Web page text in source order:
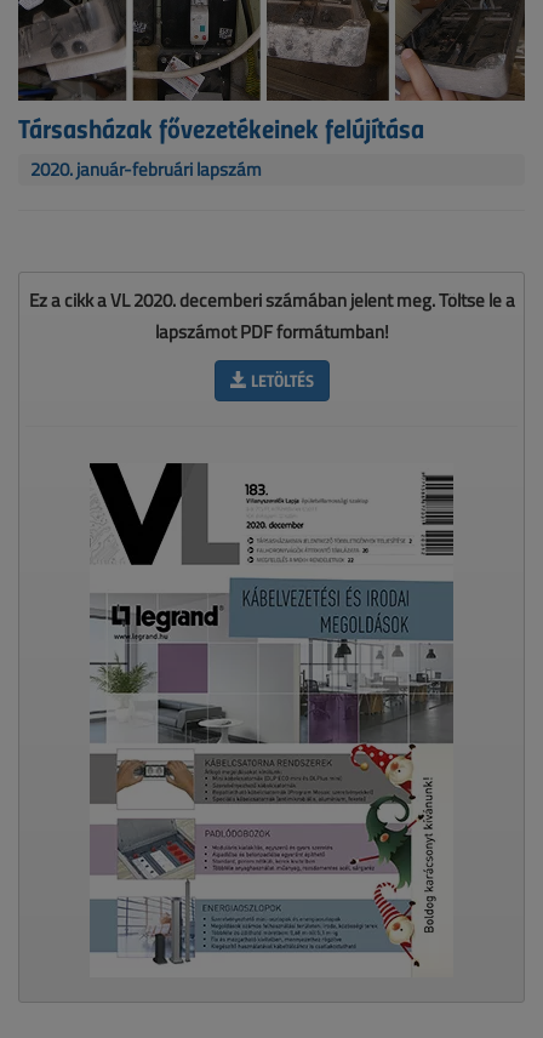
Társasházak fővezetékeinek felújítása
2020. január-februári lapszám
Ez a cikk a VL 2020. decemberi számában jelent meg. Töltse le a
lapszámot PDF formátumban!
LETÖLTÉS